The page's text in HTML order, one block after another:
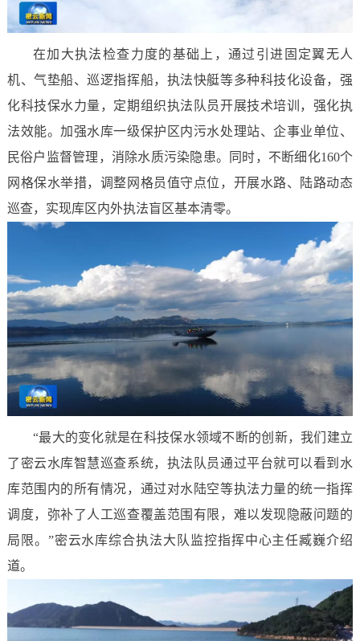
在加大执法检查力度的基础上，通过引进固定翼无人
机、气垫船、巡逻指挥船，执法快艇等多种科技化设备，强
化科技保水力量，定期组织执法队员开展技术培训，强化执
法效能。加强水库一级保护区内污水处理站、企事业单位、
民俗户监督管理，消除水质污染隐患。同时，不断细化160个
网格保水举措，调整网格员值守点位，开展水路、陆路动态
巡查，实现库区内外执法盲区基本清零。
“最大的变化就是在科技保水领域不断的创新，我们建立
了密云水库智慧巡查系统，执法队员通过平台就可以看到水
库范围内的所有情况，通过对水陆空等执法力量的统一指挥
调度，弥补了人工巡查覆盖范围有限，难以发现隐蔽问题的
局限。”密云水库综合执法大队监控指挥中心主任臧巍介绍
道。